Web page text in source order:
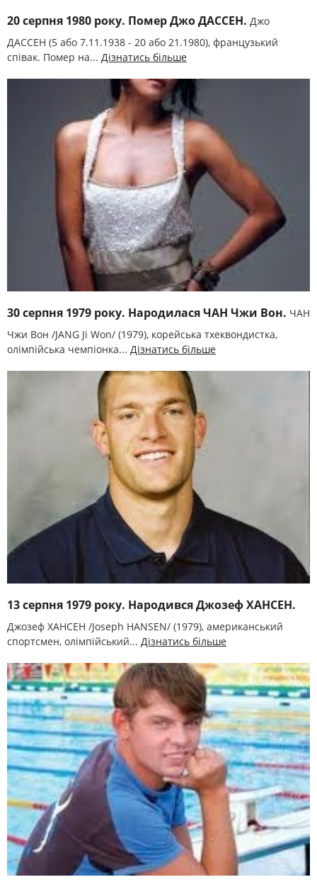
20 серпня 1980 року. Помер Джо ДАССЕН. Джо
ДАССЕН (5 або 7.11.1938 - 20 або 21.1980), французький
співак. Помер на... Дізнатись більше
30 серпня 1979 року. Народилася ЧАН Чжи Вон. ЧАН
Чжи Вон /JANG Ji Won/ (1979), корейська тхеквондистка,
олімпійська чемпіонка... Дізнатись більше
13 серпня 1979 року. Народився Джозеф ХАНСЕН.
Джозеф ХАНСЕН /Joseph HANSEN/ (1979), американський
спортсмен, олімпійський... Дізнатись більше